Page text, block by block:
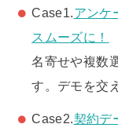
Case1.アンケ
スムーズに！
名寄せや複数
す。デモを交
Case2.契約デ